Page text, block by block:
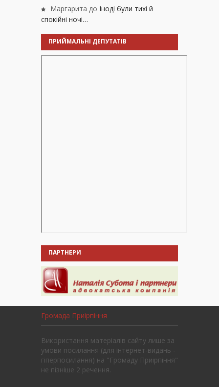
Маргарита до Іноді були тихі й
спокійні ночі…
ПРИЙМАЛЬНІ ДЕПУТАТІВ
ПАРТНЕРИ
Громада Приірпіння
Використання матеріалів сайту лише за
умови посилання (для інтернет-видань -
гіперпосилання) на "Громаду Приірпіння"
не пізніше 2 речення.